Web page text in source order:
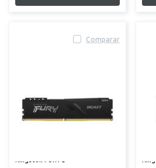
Comparar